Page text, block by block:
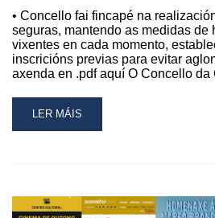
• Concello fai fincapé na
seguras, mantendo as medidas de
vixentes en cada momento,
inscricións previas para evitar
axenda en .pdf aquí O Concello
READ
MORE
ACTIVIDADES
LER MÁIS